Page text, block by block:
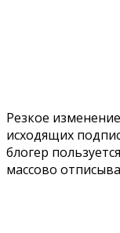
Резкое
исходящих
блогер
массово